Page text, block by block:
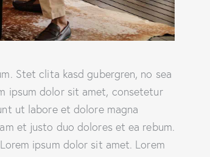
Stet clita kasd gubergren, no sea
ipsum dolor sit amet, consetetur
ut labore et dolore magna
et justo duo dolores et ea rebum.
ipsum dolor sit amet. Lorem